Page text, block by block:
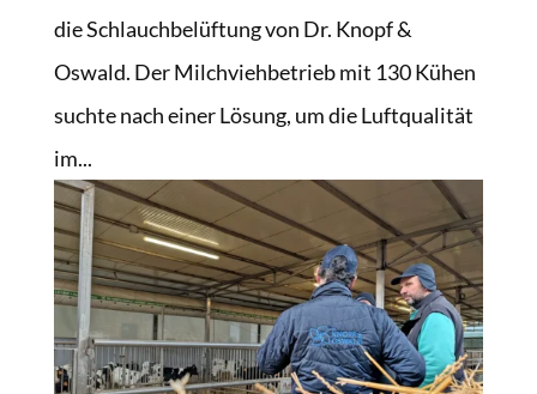
die Schlauchbelüftung von Dr. Knopf &
Oswald. Der Milchviehbetrieb mit 130 Kühen
suchte nach einer Lösung, um die Luftqualität
im...